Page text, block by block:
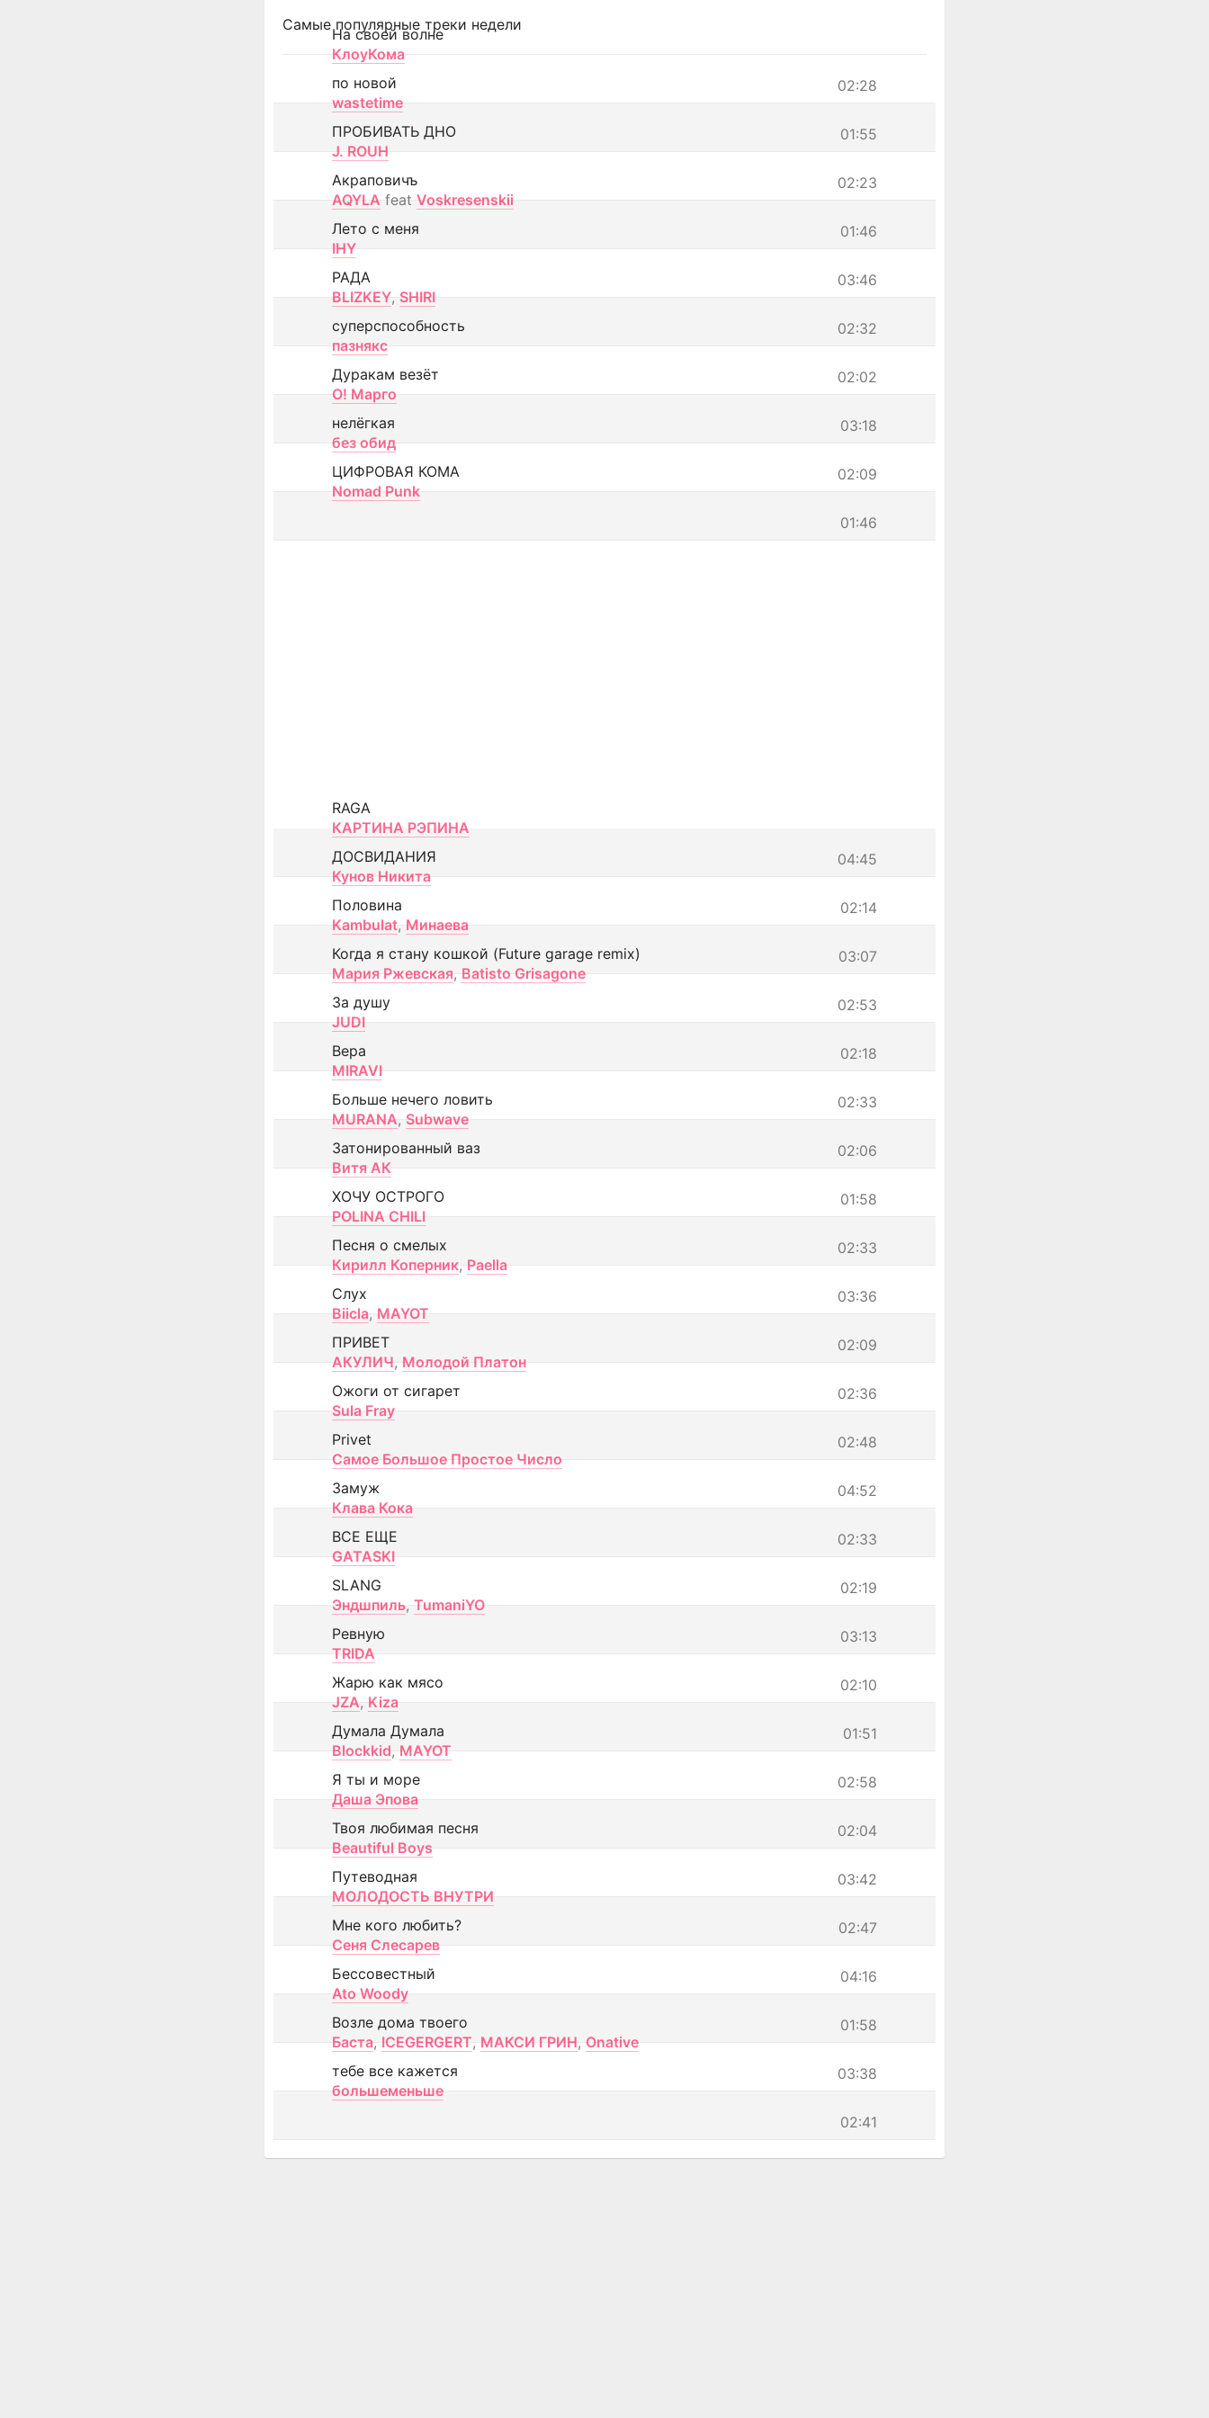
Самые популярные треки недели
На своей волне
КлоуКома
02:28
по новой
wastetime
01:55
ПРОБИВАТЬ ДНО
J. ROUH
02:23
Акраповичъ
AQYLA feat Voskresenskii
01:46
Лето с меня
IHY
03:46
РАДА
BLIZKEY, SHIRI
02:32
суперспособность
пазнякс
02:02
Дуракам везёт
О! Марго
03:18
нелёгкая
без обид
02:09
ЦИФРОВАЯ КОМА
Nomad Punk
01:46
RAGA
КАРТИНА РЭПИНА
04:45
ДОСВИДАНИЯ
Кунов Никита
02:14
Половина
Kambulat, Минаева
03:07
Когда я стану кошкой (Future garage remix)
Мария Ржевская, Batisto Grisagone
02:53
За душу
JUDI
02:18
Вера
MIRAVI
02:33
Больше нечего ловить
MURANA, Subwave
02:06
Затонированный ваз
Витя АК
01:58
ХОЧУ ОСТРОГО
POLINA CHILI
02:33
Песня о смелых
Кирилл Коперник, Paella
03:36
Слух
Biicla, MAYOT
02:09
ПРИВЕТ
АКУЛИЧ, Молодой Платон
02:36
Ожоги от сигарет
Sula Fray
02:48
Privet
Самое Большое Простое Число
04:52
Замуж
Клава Кока
02:33
ВСЕ ЕЩЕ
GATASKI
02:19
SLANG
Эндшпиль, TumaniYO
03:13
Ревную
TRIDA
02:10
Жарю как мясо
JZA, Kiza
01:51
Думала Думала
Blockkid, MAYOT
02:58
Я ты и море
Даша Эпова
02:04
Твоя любимая песня
Beautiful Boys
03:42
Путеводная
МОЛОДОСТЬ ВНУТРИ
02:47
Мне кого любить?
Сеня Слесарев
04:16
Бессовестный
Ato Woody
01:58
Возле дома твоего
Баста, ICEGERGERT, МАКСИ ГРИН, Onative
03:38
тебе все кажется
большеменьше
02:41